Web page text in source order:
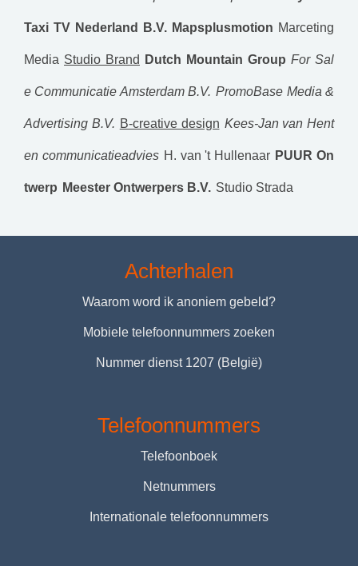
Taxi TV Nederland B.V. Mapsplusmotion Marceting
Media Studio Brand Dutch Mountain Group For Sal
e Communicatie Amsterdam B.V. PromoBase Media &
Advertising B.V. B-creative design Kees-Jan van Hent
en communicatieadvies H. van 't Hullenaar PUUR On
twerp Meester Ontwerpers B.V. Studio Strada
Achterhalen
Waarom word ik anoniem gebeld?
Mobiele telefoonnummers zoeken
Nummer dienst 1207 (België)
Telefoonnummers
Telefoonboek
Netnummers
Internationale telefoonnummers